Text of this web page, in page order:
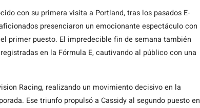
con su primera visita a Portland, tras los pasados E-
presenciaron un emocionante espectáculo con
primer puesto. El impredecible fin de semana también
en la Fórmula E, cautivando al público con una
Racing, realizando un movimiento decisivo en la
Ese triunfo propulsó a Cassidy al segundo puesto en